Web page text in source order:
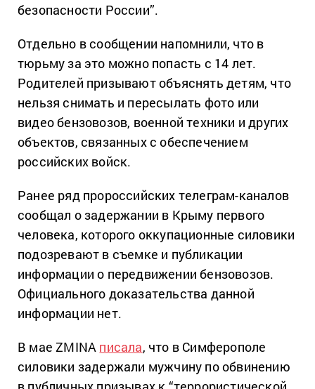
безопасности России”.
Отдельно в сообщении напомнили, что в
тюрьму за это можно попасть с 14 лет.
Родителей призывают объяснять детям, что
нельзя снимать и пересылать фото или
видео бензовозов, военной техники и других
объектов, связанных с обеспечением
российских войск.
Ранее ряд пророссийских телеграм-каналов
сообщал о задержании в Крыму первого
человека, которого оккупационные силовики
подозревают в съемке и публикации
информации о передвижении бензовозов.
Официального доказательства данной
информации нет.
В мае ZMINA писала, что в Симферополе
силовики задержали мужчину по обвинению